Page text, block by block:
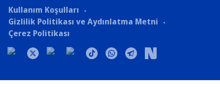
Kullanım Koşulları
Gizlilik Politikası ve Aydınlatma Metni
Çerez Politikası